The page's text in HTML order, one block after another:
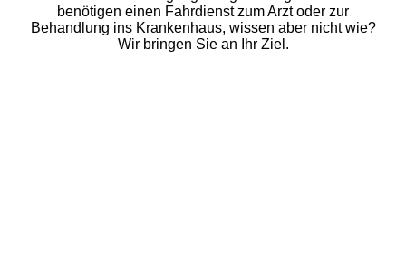
benötigen einen Fahrdienst zum Arzt oder zur
Behandlung ins Krankenhaus, wissen aber nicht wie?
Wir bringen Sie an Ihr Ziel.